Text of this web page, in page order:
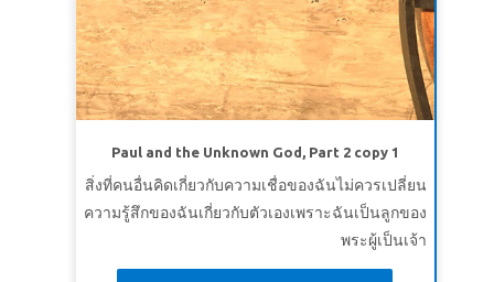
Paul and the Unknown God, Part 2 copy 1
สิ่งที่คนอื่นคิดเกี่ยวกับความเชื่อของฉันไม่ควรเปลี่ยน
ความรู้สึกของฉันเกี่ยวกับตัวเองเพราะฉันเป็นลูกของ
พระผู้เป็นเจ้า